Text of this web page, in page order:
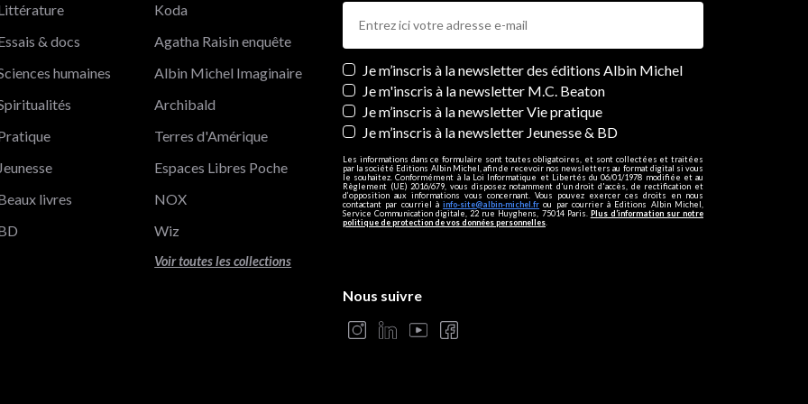
Newsletters
Je m’inscris à la newsletter des éditions Albin Michel
Je m'inscris à la newsletter M.C. Beaton
Je m’inscris à la newsletter Vie pratique
Je m’inscris à la newsletter Jeunesse & BD
Les informations dans ce formulaire sont toutes obligatoires, et sont collectées et traitées
par la société Editions Albin Michel, afin de recevoir nos newsletters au format digital si vous
le souhaitez. Conformément à la Loi Informatique et Libertés du 06/01/1978 modifiée et au
Règlement (UE) 2016/679, vous disposez notamment d'un droit d'accès, de rectification et
d’opposition aux informations vous concernant. Vous pouvez exercer ces droits en nous
contactant par courriel àinfo-site@albin-michel.fr ou par courrier à Editions Albin Michel,
Service Communication digitale, 22 rue Huyghens, 75014 Paris. Plus d’information sur notre
politique de protection de vos données personnelles
& docs
humaines
Jeunesse
livres
Koda
Agatha Raisin enquête
Albin Michel Imaginaire
Archibald
Terres d'Amérique
Espaces Libres Poche
NOX
Wiz
Voir toutes les collections
Nous suivre